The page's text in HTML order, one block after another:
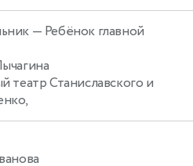
— Ребёнок главной
театр Станиславского и